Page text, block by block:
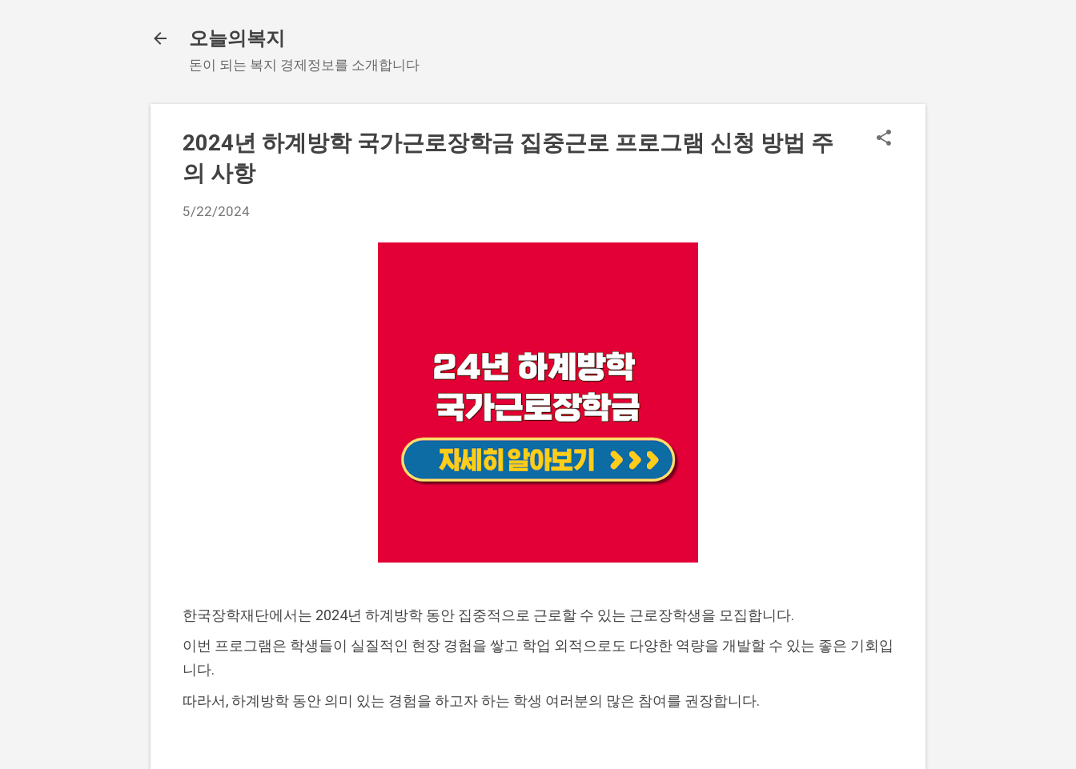
오늘의복지
돈이 되는 복지 경제정보를 소개합니다
2024년 하계방학 국가근로장학금 집중근로 프로그램 신청 방법 주
의 사항
5/22/2024
한국장학재단에서는 2024년 하계방학 동안 집중적으로 근로할 수 있는 근로장학생을 모집합니다.
이번 프로그램은 학생들이 실질적인 현장 경험을 쌓고 학업 외적으로도 다양한 역량을 개발할 수 있는 좋은 기회입
니다.
따라서, 하계방학 동안 의미 있는 경험을 하고자 하는 학생 여러분의 많은 참여를 권장합니다.